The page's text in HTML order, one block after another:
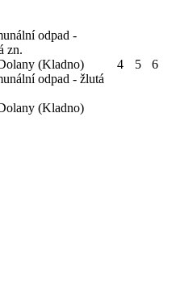
odpad -
zn.
(Kladno)
odpad - žlutá
(Kladno)
4 5 6